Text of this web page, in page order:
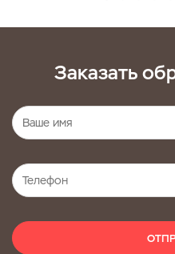
Заказать